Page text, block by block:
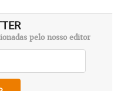
pelo nosso editor